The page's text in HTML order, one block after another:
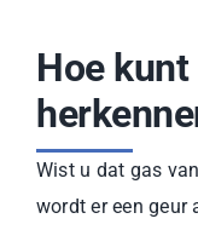
Hoe
Wist u dat gas
wordt er een geur